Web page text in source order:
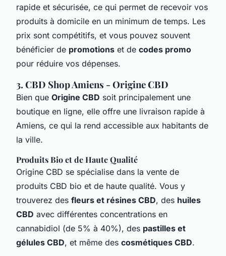
rapide et sécurisée, ce qui permet de recevoir vos
produits à domicile en un minimum de temps. Les
prix sont compétitifs, et vous pouvez souvent
bénéficier de promotions et de codes promo
pour réduire vos dépenses.
3. CBD Shop Amiens - Origine CBD
Bien que Origine CBD soit principalement une
boutique en ligne, elle offre une livraison rapide à
Amiens, ce qui la rend accessible aux habitants de
la ville.
Produits Bio et de Haute Qualité
Origine CBD se spécialise dans la vente de
produits CBD bio et de haute qualité. Vous y
trouverez des fleurs et résines CBD, des huiles
CBD avec différentes concentrations en
cannabidiol (de 5% à 40%), des pastilles et
gélules CBD, et même des cosmétiques CBD.